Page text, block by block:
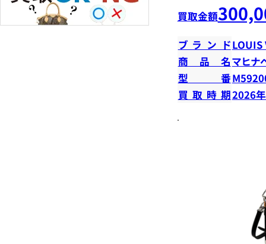
買取金額
ブランドLOUIS
商品名マヒナ
型番
買取時期2026